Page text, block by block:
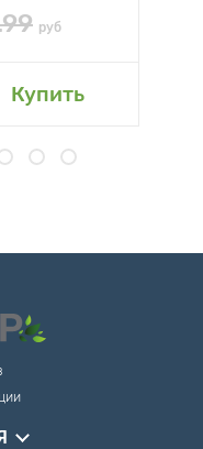
руб
Купить